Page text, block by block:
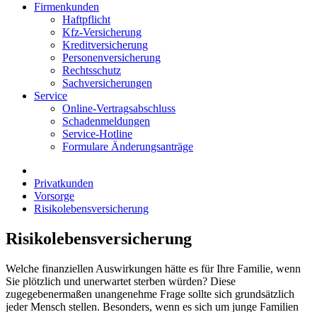
Firmenkunden
Haftpflicht
Kfz-Versicherung
Kreditversicherung
Personenversicherung
Rechtsschutz
Sachversicherungen
Service
Online-Vertragsabschluss
Schadenmeldungen
Service-Hotline
Formulare Änderungsanträge
Privatkunden
Vorsorge
Risikolebensversicherung
Risikolebensversicherung
Welche finanziellen Auswirkungen hätte es für Ihre Familie, wenn
Sie plötzlich und unerwartet sterben würden? Diese
zugegebenermaßen unangenehme Frage sollte sich grundsätzlich
jeder Mensch stellen. Besonders, wenn es sich um junge Familien